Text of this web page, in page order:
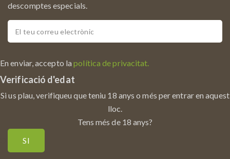
descomptes especials.
En enviar, accepto lapolítica de privacitat.
Verificació d'edat
Si us plau, verifiqueu que teniu 18 anys o més per entrar en aquest
lloc.
Tens més de 18 anys?
SI